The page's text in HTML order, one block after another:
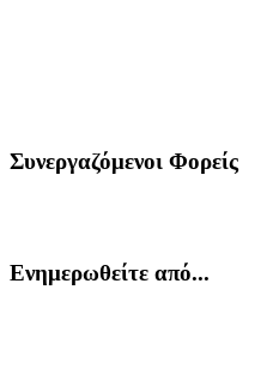
Συνεργαζόμενοι Φορείς
Ενημερωθείτε από...